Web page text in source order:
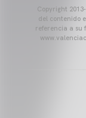
Copyright
del contenido
referencia a su